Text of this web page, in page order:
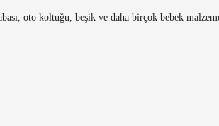
oto koltuğu, beşik ve daha birçok bebek